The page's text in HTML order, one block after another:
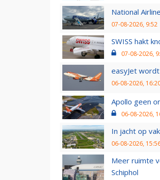
National
07-08-2026, 9:52
SWISS hakt
07-08-2026,
easyJet
06-08-2026,
Apollo geen
06-08-2026,
In jacht op
06-08-2026,
Meer ruimte
Schiphol